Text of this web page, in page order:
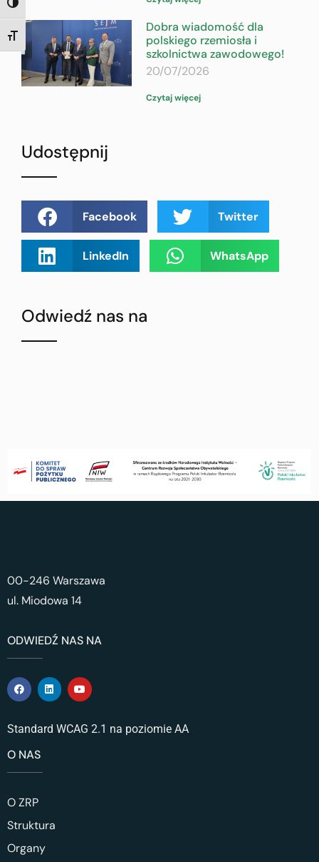
TOGGLE HIGH CONTRAST
TOGGLE FONT SIZE
Dobra wiadomość dla
polskiego rzemiosła i
szkolnictwa zawodowego!
20/07/2026
Czytaj więcej
Udostępnij
Facebook Twitter
LinkedIn WhatsApp
Odwiedź nas na
00-246 Warszawa
ul. Miodowa 14
ODWIEDŹ NAS NA
Standard WCAG 2.1 na poziomie AA
O NAS
O ZRP
Struktura
Organy